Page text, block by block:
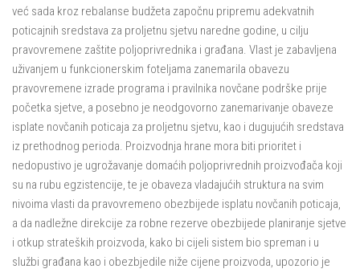
već sada kroz rebalanse budžeta započnu pripremu adekvatnih
poticajnih sredstava za proljetnu sjetvu naredne godine, u cilju
pravovremene zaštite poljoprivrednika i građana. Vlast je zabavljena
uživanjem u funkcionerskim foteljama zanemarila obavezu
pravovremene izrade programa i pravilnika novčane podrške prije
početka sjetve, a posebno je neodgovorno zanemarivanje obaveze
isplate novčanih poticaja za proljetnu sjetvu, kao i dugujućih sredstava
iz prethodnog perioda. Proizvodnja hrane mora biti prioritet i
nedopustivo je ugrožavanje domaćih poljoprivrednih proizvođača koji
su na rubu egzistencije, te je obaveza vladajućih struktura na svim
nivoima vlasti da pravovremeno obezbijede isplatu novčanih poticaja,
a da nadležne direkcije za robne rezerve obezbijede planiranje sjetve
i otkup strateških proizvoda, kako bi cijeli sistem bio spreman i u
službi građana kao i obezbjedile niže cijene proizvoda, upozorio je